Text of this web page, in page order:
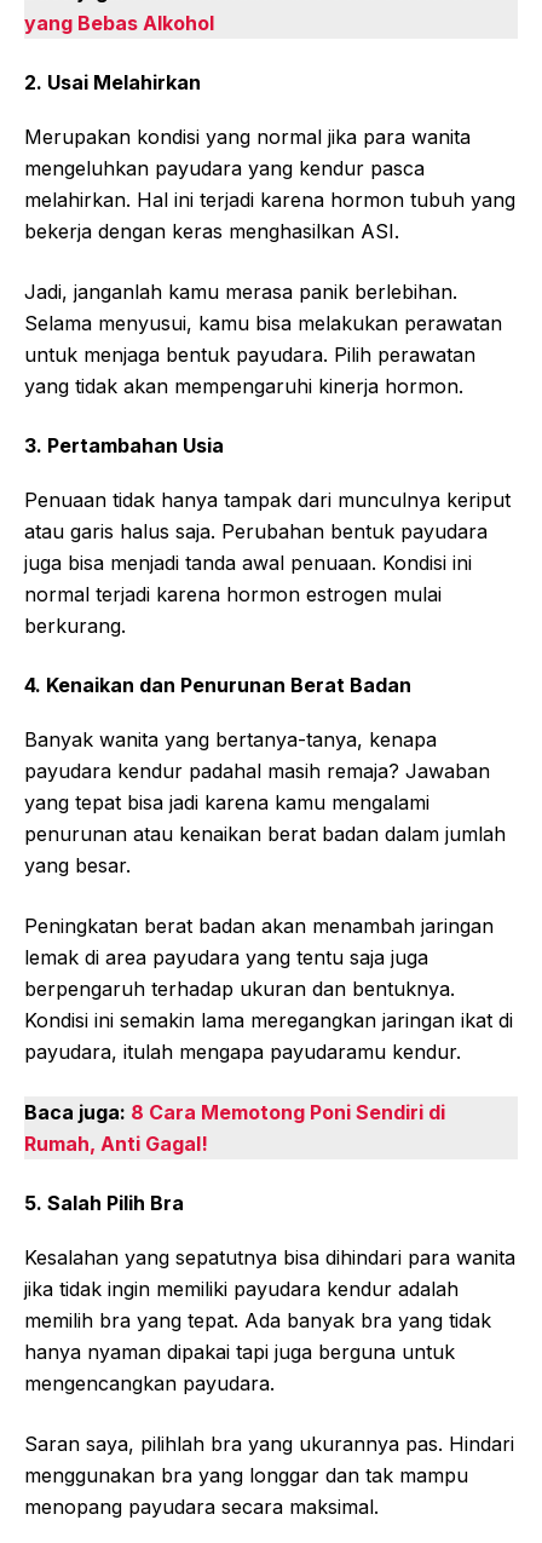
yang Bebas Alkohol
2. Usai Melahirkan
Merupakan kondisi yang normal jika para wanita
mengeluhkan payudara yang kendur pasca
melahirkan. Hal ini terjadi karena hormon tubuh yang
bekerja dengan keras menghasilkan ASI.
Jadi, janganlah kamu merasa panik berlebihan.
Selama menyusui, kamu bisa melakukan perawatan
untuk menjaga bentuk payudara. Pilih perawatan
yang tidak akan mempengaruhi kinerja hormon.
3. Pertambahan Usia
Penuaan tidak hanya tampak dari munculnya keriput
atau garis halus saja. Perubahan bentuk payudara
juga bisa menjadi tanda awal penuaan. Kondisi ini
normal terjadi karena hormon estrogen mulai
berkurang.
4. Kenaikan dan Penurunan Berat Badan
Banyak wanita yang bertanya-tanya, kenapa
payudara kendur padahal masih remaja? Jawaban
yang tepat bisa jadi karena kamu mengalami
penurunan atau kenaikan berat badan dalam jumlah
yang besar.
Peningkatan berat badan akan menambah jaringan
lemak di area payudara yang tentu saja juga
berpengaruh terhadap ukuran dan bentuknya.
Kondisi ini semakin lama meregangkan jaringan ikat di
payudara, itulah mengapa payudaramu kendur.
Baca juga: 8 Cara Memotong Poni Sendiri di
Rumah, Anti Gagal!
5. Salah Pilih Bra
Kesalahan yang sepatutnya bisa dihindari para wanita
jika tidak ingin memiliki payudara kendur adalah
memilih bra yang tepat. Ada banyak bra yang tidak
hanya nyaman dipakai tapi juga berguna untuk
mengencangkan payudara.
Saran saya, pilihlah bra yang ukurannya pas. Hindari
menggunakan bra yang longgar dan tak mampu
menopang payudara secara maksimal.